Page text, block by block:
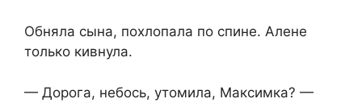
Обняла сына, похлопала по спине. Алене
только кивнула.
— Дорога, небось, утомила, Максимка? —